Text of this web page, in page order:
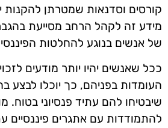
קורסים וסדנאות שמטרתן להקנות
מידע זה לקהל הרחב מסייעת
של אנשים בנוגע להחלטות
ככל שאנשים יהיו יותר מודעים
העומדות בפניהם, כך יוכלו לבצע
שיבטיחו להם עתיד פנסיוני בטוח.
להתמודדות עם אתגרים פיננסיים